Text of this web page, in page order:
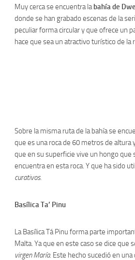
Muy cerca se encuentra labahía de
donde se han grabado escenas de la
peculiar forma circular y que ofrece un
hace que sea un atractivo turístico de la
Sobre la misma ruta de la bahía se
que es una roca de 60 metros de altura
que en su superficie vive un hongo que
encuentra en esta roca. Y que ha sido
curativos.
Basílica Ta’ Pinu
La Basílica Tá Pinu forma parte
Malta. Ya que en este caso se dice que
virgen María. Este hecho sucedió en